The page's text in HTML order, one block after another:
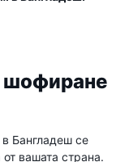
Бангладеш се
вашата страна.